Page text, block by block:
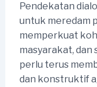
Pendekatan
untuk meredam
memperkuat
masyarakat,
perlu terus
dan konstruktif